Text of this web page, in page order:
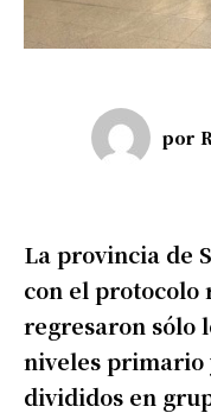
por
La provincia de
con el protocolo
regresaron sólo
niveles primario
divididos en